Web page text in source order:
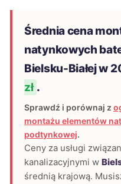
Średnia cena
natynkowych
Bielsku-Białej w
zł .
Sprawdź i porównaj z
montażu elementów
podtynkowej.
Ceny za usługi
kanalizacyjnymi w
średnią krajową.